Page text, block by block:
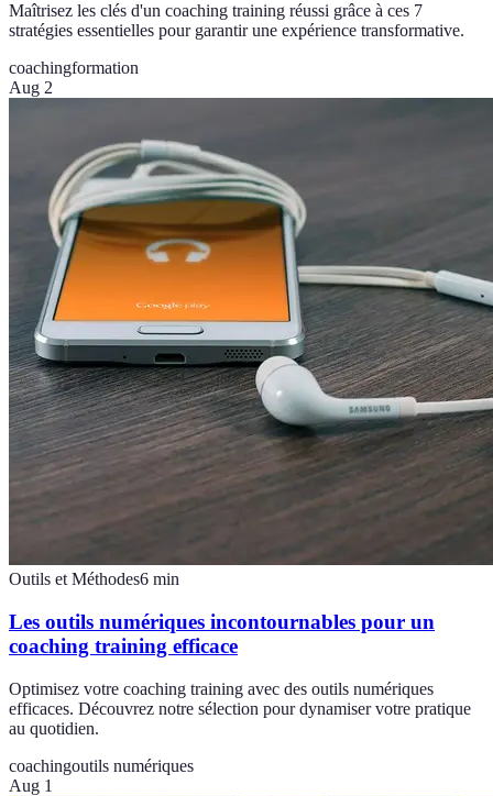
Maîtrisez les clés d'un coaching training réussi grâce à ces 7
stratégies essentielles pour garantir une expérience transformative.
coachingformation
Aug 2
Outils et Méthodes6 min
Les outils numériques incontournables pour un
coaching training efficace
Optimisez votre coaching training avec des outils numériques
efficaces. Découvrez notre sélection pour dynamiser votre pratique
au quotidien.
coachingoutils numériques
Aug 1